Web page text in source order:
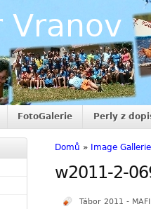
Vranov
FotoGalerie Perly z
Domů » Image
w2011-2-
Tábor 2011 -